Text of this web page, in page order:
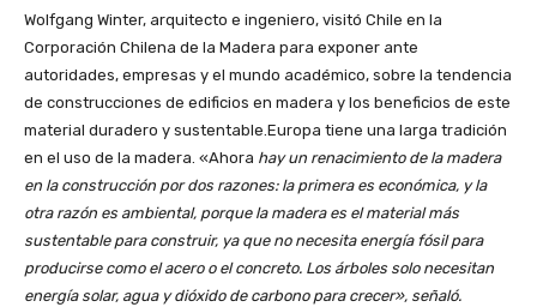
Wolfgang Winter, arquitecto e ingeniero, visitó Chile en la
Corporación Chilena de la Madera para exponer ante
autoridades, empresas y el mundo académico, sobre la tendencia
de construcciones de edificios en madera y los beneficios de este
material duradero y sustentable.Europa tiene una larga tradición
en el uso de la madera. «Ahora hay un renacimiento de la madera
en la construcción por dos razones: la primera es económica, y la
otra razón es ambiental, porque la madera es el material más
sustentable para construir, ya que no necesita energía fósil para
producirse como el acero o el concreto. Los árboles solo necesitan
energía solar, agua y dióxido de carbono para crecer», señaló.